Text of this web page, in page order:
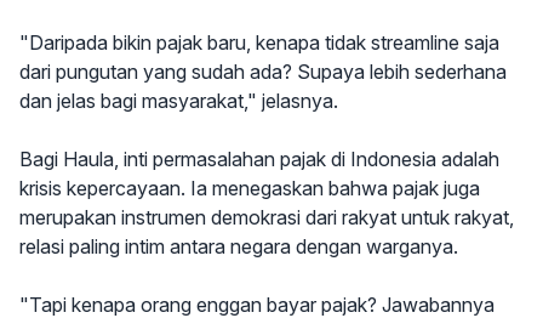
"Daripada bikin pajak baru, kenapa tidak streamline saja
dari pungutan yang sudah ada? Supaya lebih sederhana
dan jelas bagi masyarakat," jelasnya.
Bagi Haula, inti permasalahan pajak di Indonesia adalah
krisis kepercayaan. Ia menegaskan bahwa pajak juga
merupakan instrumen demokrasi dari rakyat untuk rakyat,
relasi paling intim antara negara dengan warganya.
"Tapi kenapa orang enggan bayar pajak? Jawabannya